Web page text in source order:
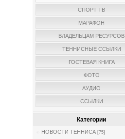
СПОРТ ТВ
МАРАФОН
ВЛАДЕЛЬЦАМ РЕСУРСОВ
ТЕННИСНЫЕ ССЫЛКИ
ГОСТЕВАЯ КНИГА
ФОТО
АУДИО
ССЫЛКИ
Категории
НОВОСТИ ТЕННИСА [75]